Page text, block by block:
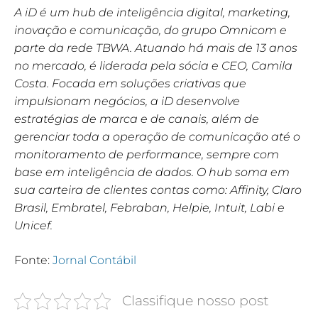
A iD é um hub de inteligência digital, marketing,
inovação e comunicação, do grupo Omnicom e
parte da rede TBWA. Atuando há mais de 13 anos
no mercado, é liderada pela sócia e CEO, Camila
Costa. Focada em soluções criativas que
impulsionam negócios, a iD desenvolve
estratégias de marca e de canais, além de
gerenciar toda a operação de comunicação até o
monitoramento de performance, sempre com
base em inteligência de dados. O hub soma em
sua carteira de clientes contas como: Affinity, Claro
Brasil, Embratel, Febraban, Helpie, Intuit, Labi e
Unicef.
Fonte: Jornal Contábil
Classifique nosso post